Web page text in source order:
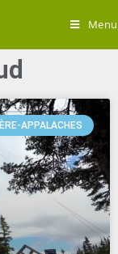
Menu
APPALACHES